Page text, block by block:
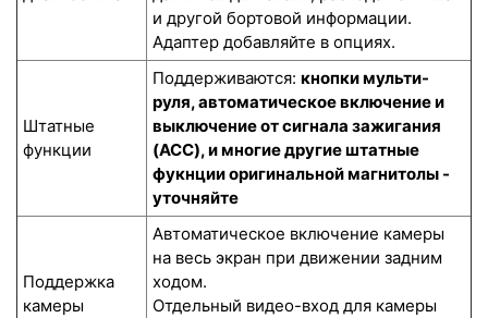
и другой бортовой информации.
Адаптер добавляйте в опциях.
Штатные
функции
Поддерживаются: кнопки мульти-
руля, автоматическое включение и
выключение от сигнала зажигания
(ACC), и многие другие штатные
фукнции оригинальной магнитолы -
уточняйте
Поддержка
камеры
Автоматическое включение камеры
на весь экран при движении задним
ходом.
Отдельный видео-вход для камеры